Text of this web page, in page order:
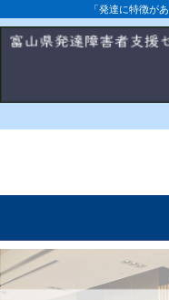
「発達に特徴が